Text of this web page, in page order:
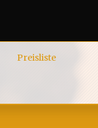
Preisliste